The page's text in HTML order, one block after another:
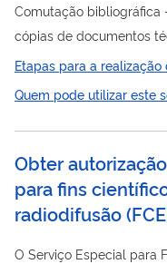
Comutação bibliográfica
cópias de documentos
acervos das principais
informação internacionais.
Etapas para a
Quem pode utilizar este
Obter
para fins
radiodifusão(FCE
O Serviço Especial para